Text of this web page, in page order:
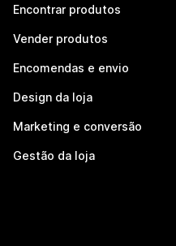
Encontrar produtos
Vender produtos
Encomendas e envio
Design da loja
Marketing e conversão
Gestão da loja